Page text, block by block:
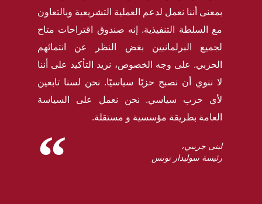
بمعنى أننا نعمل لدعم العملية التشريعية وبالتعاون
مع السلطة التنفيذية. إنه صندوق اقتراحات متاح
لجميع البرلمانيين بغض النظر عن انتمائهم
الحزبي. على وجه الخصوص، نريد التأكيد على أننا
لا ننوي أن نصبح حزبًا سياسيًا. نحن لسنا تابعين
لأي حزب سياسي. نحن نعمل على السياسة
العامة بطريقة مؤسسية و مستقلة.
لبنى جريبي،
رئيسة سوليدار تونس